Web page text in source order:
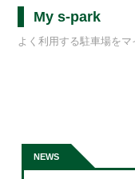
My s-park
よく利用する駐車場をマ
NEWS